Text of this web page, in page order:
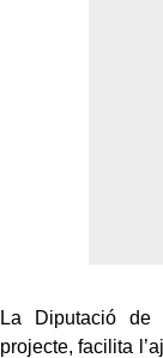
La Diputació de
projecte, facilita